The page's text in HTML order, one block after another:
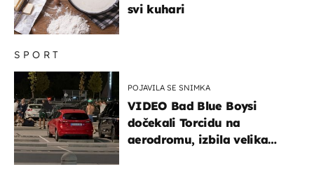
SPORT
POJAVILA SE SNIMKA
VIDEO Bad Blue Boysi
dočekali Torcidu na
aerodromu, izbila velika
svi kuhari